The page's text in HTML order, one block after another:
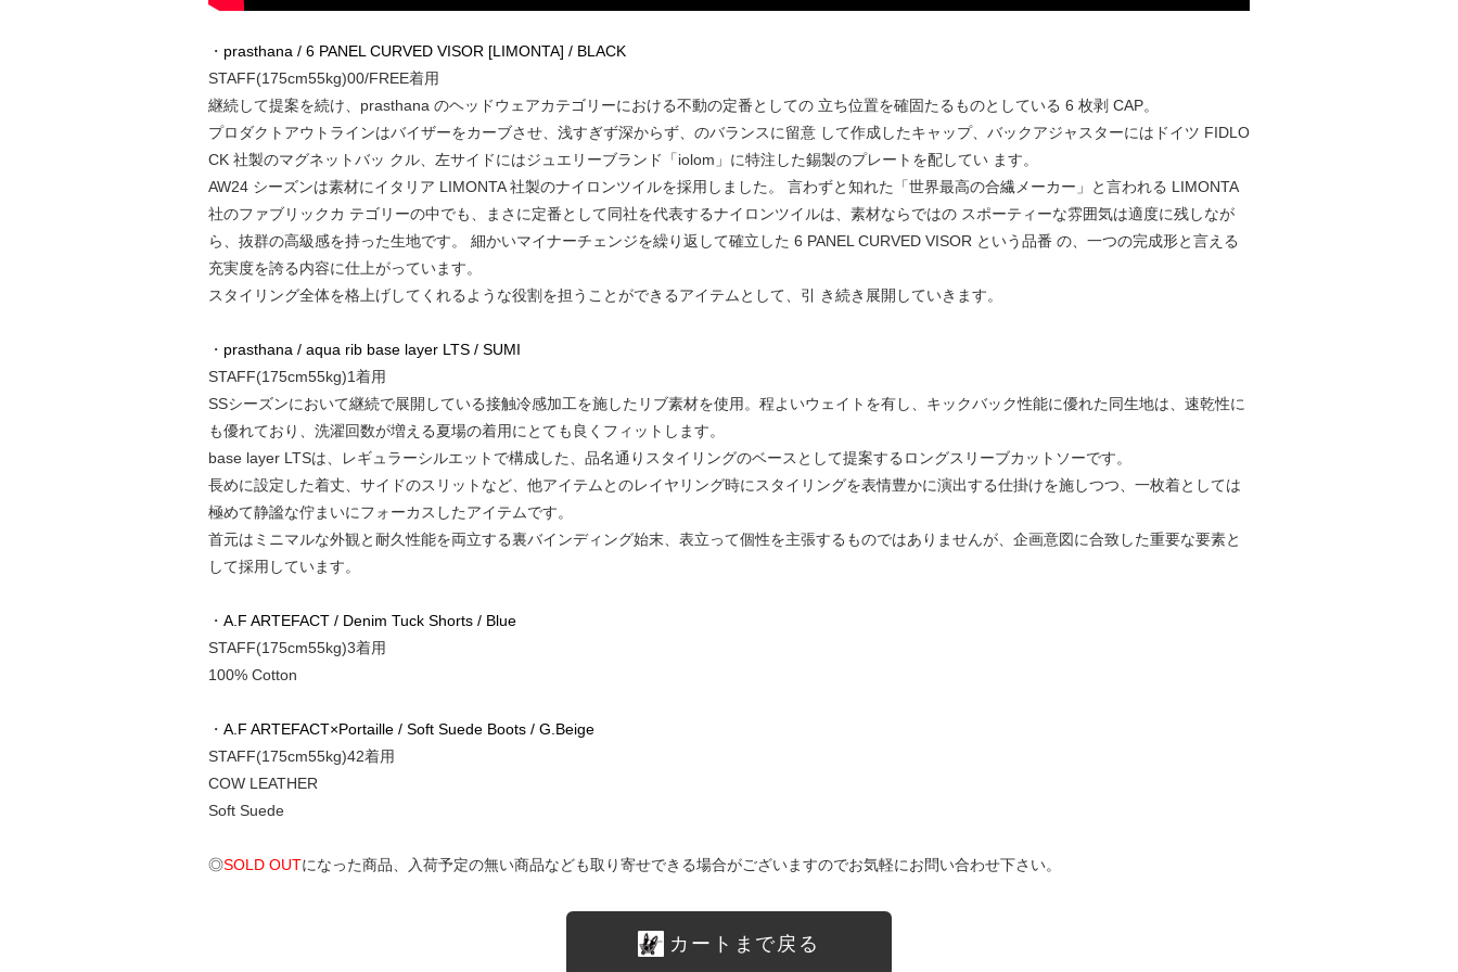
・ prasthana / 6 PANEL CURVED VISOR [LIMONTA] / BLACK
STAFF(175cm55kg)00/FREE着用
継続して提案を続け、prasthana のヘッドウェアカテゴリーにおける不動の定番としての 立ち位置を確固たるものとしている 6 枚剥 CAP。
プロダクトアウトラインはバイザーをカーブさせ、浅すぎず深からず、のバランスに留意 して作成したキャップ、バックアジャスターにはドイツ FIDLO
CK 社製のマグネットバッ クル、左サイドにはジュエリーブランド「iolom」に特注した錫製のプレートを配してい ます。
AW24 シーズンは素材にイタリア LIMONTA 社製のナイロンツイルを採用しました。 言わずと知れた「世界最高の合繊メーカー」と言われる LIMONTA
社のファブリックカ テゴリーの中でも、まさに定番として同社を代表するナイロンツイルは、素材ならではの スポーティーな雰囲気は適度に残しなが
ら、抜群の高級感を持った生地です。 細かいマイナーチェンジを繰り返して確立した 6 PANEL CURVED VISOR という品番 の、一つの完成形と言える
充実度を誇る内容に仕上がっています。
スタイリング全体を格上げしてくれるような役割を担うことができるアイテムとして、引 き続き展開していきます。
・ prasthana / aqua rib base layer LTS / SUMI
STAFF(175cm55kg)1着用
SSシーズンにおいて継続で展開している接触冷感加工を施したリブ素材を使用。程よいウェイトを有し、キックバック性能に優れた同生地は、速乾性に
も優れており、洗濯回数が増える夏場の着用にとても良くフィットします。
base layer LTSは、レギュラーシルエットで構成した、品名通りスタイリングのベースとして提案するロングスリーブカットソーです。
長めに設定した着丈、サイドのスリットなど、他アイテムとのレイヤリング時にスタイリングを表情豊かに演出する仕掛けを施しつつ、一枚着としては
極めて静謐な佇まいにフォーカスしたアイテムです。
首元はミニマルな外観と耐久性能を両立する裏バインディング始末、表立って個性を主張するものではありませんが、企画意図に合致した重要な要素と
して採用しています。
・ A.F ARTEFACT / Denim Tuck Shorts / Blue
STAFF(175cm55kg)3着用
100% Cotton
・ A.F ARTEFACT×Portaille / Soft Suede Boots / G.Beige
STAFF(175cm55kg)42着用
COW LEATHER
Soft Suede
◎SOLD OUTになった商品、入荷予定の無い商品なども取り寄せできる場合がございますのでお気軽にお問い合わせ下さい。
カートまで戻る